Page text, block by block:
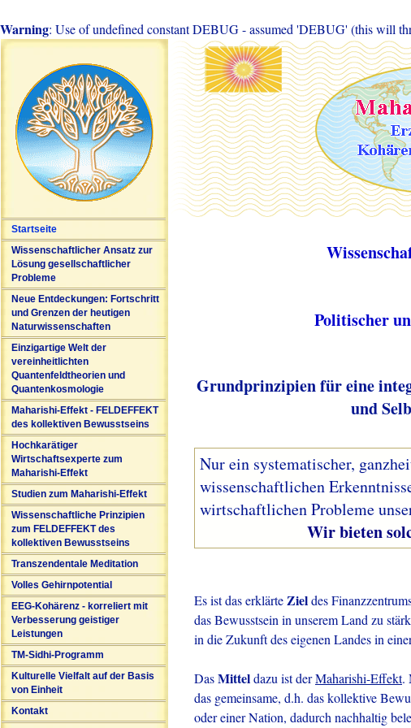
Warning: Use of undefined constant DEBUG - assumed 'DEBUG' (this will
Startseite
Wissenschaftlicher Ansatz zur
Lösung gesellschaftlicher
Probleme
Neue Entdeckungen: Fortschritt
und Grenzen der heutigen
Naturwissenschaften
Einzigartige Welt der
vereinheitlichten
Quantenfeldtheorien und
Quantenkosmologie
Maharishi-Effekt - FELDEFFEKT
des kollektiven Bewusstseins
Hochkarätiger
Wirtschaftsexperte zum
Maharishi-Effekt
Studien zum Maharishi-Effekt
Wissenschaftliche Prinzipien
zum FELDEFFEKT des
kollektiven Bewusstseins
Transzendentale Meditation
Volles Gehirnpotential
EEG-Kohärenz - korreliert mit
Verbesserung geistiger
Leistungen
TM-Sidhi-Programm
Kulturelle Vielfalt auf der Basis
von Einheit
Kontakt
Politischer
Grundprinzipien für eine
und
Nur ein systematischer,
wissenschaftlichen
wirtschaftlichen Probleme
Wir bieten solch
Es ist das erklärteZieldes
das Bewusstsein in unserem Land zu
in die Zukunft des eigenen Landes in
DasMitteldazu ist derMaharishi-Effekt.
das gemeinsame, d.h. das kollektive
oder einer Nation, dadurch nachhaltig